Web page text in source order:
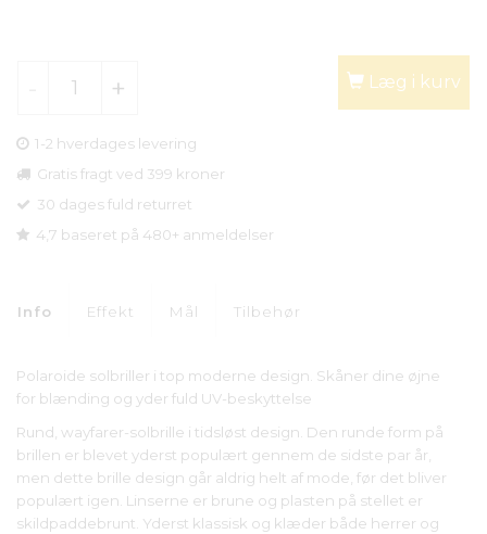
Læg i kurv
1-2 hverdages levering
Gratis fragt ved 399 kroner
30 dages fuld returret
4,7 baseret på 480+ anmeldelser
Info Effekt Mål Tilbehør
Polaroide solbriller i top moderne design. Skåner dine øjne
for blænding og yder fuld UV-beskyttelse
Rund, wayfarer-solbrille i tidsløst design. Den runde form på
brillen er blevet yderst populært gennem de sidste par år,
men dette brille design går aldrig helt af mode, før det bliver
populært igen. Linserne er brune og plasten på stellet er
skildpaddebrunt. Yderst klassisk og klæder både herrer og